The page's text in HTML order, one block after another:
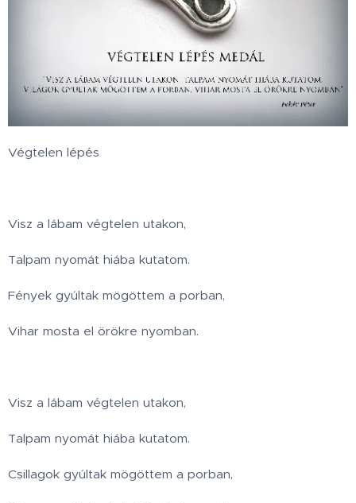
Végtelen lépés
Visz a lábam végtelen utakon,
Talpam nyomát hiába kutatom.
Fények gyúltak mögöttem a porban,
Vihar mosta el örökre nyomban.
Visz a lábam végtelen utakon,
Talpam nyomát hiába kutatom.
Csillagok gyúltak mögöttem a porban,